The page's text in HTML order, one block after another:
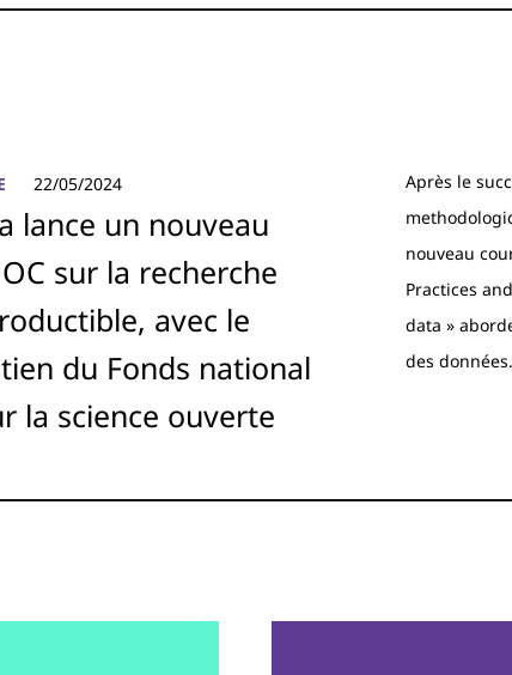
22/05/2024
lance un nouveau
sur la recherche
avec le
du Fonds national
la science ouverte
Après le
nouveau
Practices
data »
des